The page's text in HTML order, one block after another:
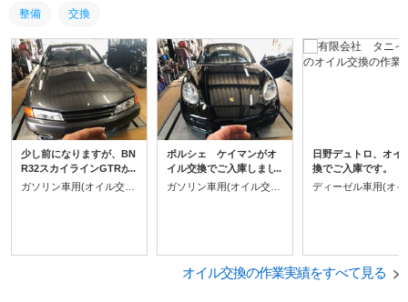
整備 交換
少し前になりますが、BN
R32スカイラインGTRが
オイル交換で入庫しまし
ポルシェ ケイマンがオ
イル交換でご入庫しまし
た。
日野デュトロ、オイ
換でご入庫です。
オイル交換の作業実績をすべて見る